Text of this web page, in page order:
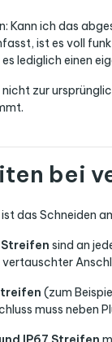
Kann ich das
ist es voll
lediglich einen
zur
bei
ist das Schneiden
Streifen sind an
(zum
muss neben